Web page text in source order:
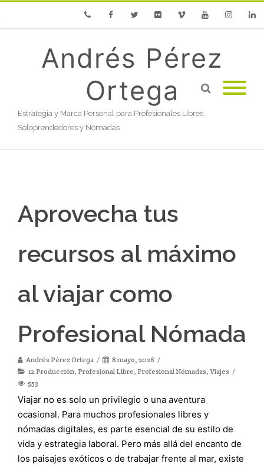
Andrés Pérez
Ortega
Estrategia y Marca Personal para Profesionales Libres,
Soloprendedores y Nómadas
Aprovecha tus
recursos al máximo
al viajar como
Profesional Nómada
Andrés Pérez Ortega
8 mayo, 2026
12.Producción, Profesional Libre, Profesional Nómadas, Viajes
553
Viajar no es solo un privilegio o una aventura
ocasional. Para muchos profesionales libres y
nómadas digitales, es parte esencial de su estilo de
vida y estrategia laboral. Pero más allá del encanto de
los paisajes exóticos o de trabajar frente al mar, existe